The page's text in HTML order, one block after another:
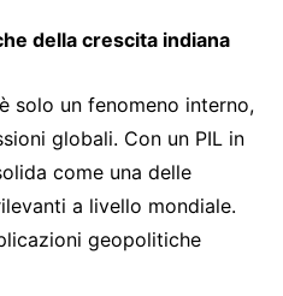
della crescita indiana
solo un fenomeno interno,
globali. Con un PIL in
come una delle
a livello mondiale.
geopolitiche